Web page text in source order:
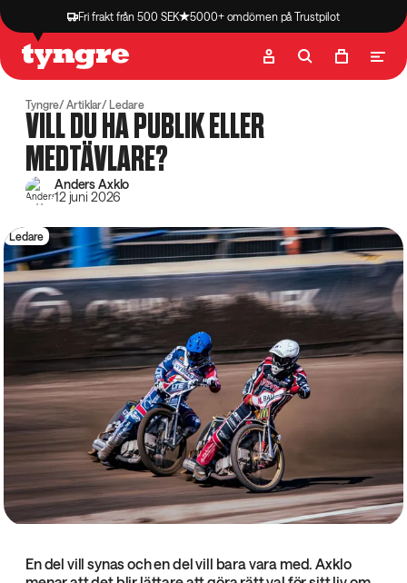
Fri frakt från 500 SEK 5000+ omdömen på Trustpilot
Butik Recept
Tyngre Artiklar Ledare
VILL DU HA PUBLIK ELLER
MEDTÄVLARE?
Anders Axklo
12 juni 2026
Ledare
En del vill synas och en del vill bara vara med. Axklo